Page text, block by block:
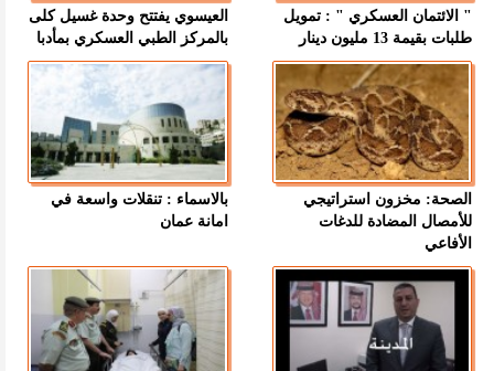
" الائتمان العسكري " : تمويل
طلبات بقيمة 13 مليون دينار
العيسوي يفتتح وحدة غسيل كلى
بالمركز الطبي العسكري بمأدبا
الصحة: مخزون استراتيجي
للأمصال المضادة للدغات
الأفاعي
بالاسماء : تنقلات واسعة في
امانة عمان